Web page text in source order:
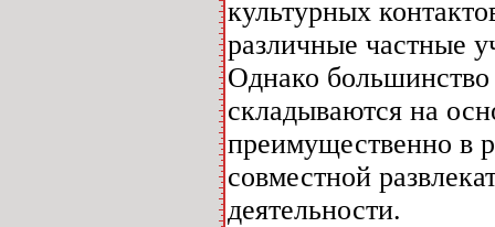
культурных
различные частные
Однако
складываются на
преимущественно в
совместной
деятельности.